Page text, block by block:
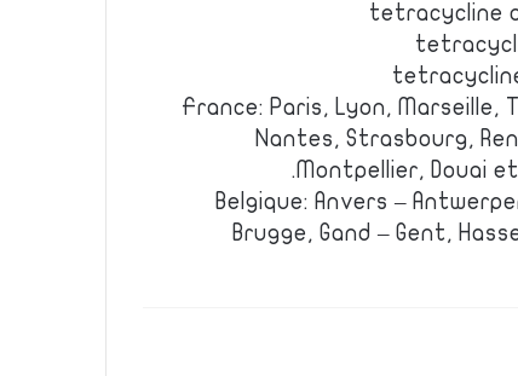
tetracycline
France: Paris, Lyon, Marseille,
Nantes, Strasbourg,
Montpellier, Douai
Belgique: Anvers –
Brugge, Gand – Gent,